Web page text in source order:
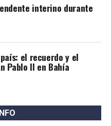
interino durante
el recuerdo y el
Pablo II en Bahía